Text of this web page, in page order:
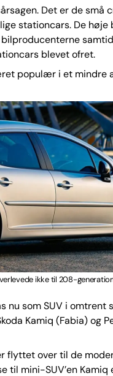
Det er de små
stationcars. De
blevet ofret.
populær i et mindre
ikke til 208-
som SUV i omtrent
Kamiq (Fabia) og
flyttet over til de
til mini-SUV’en